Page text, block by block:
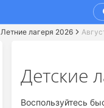
Летние лагеря 2026
Детские
Воспользуйтесь